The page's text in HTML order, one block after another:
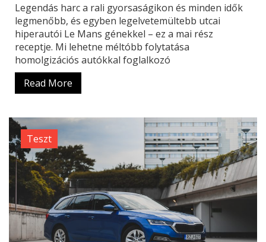
Legendás harc a rali gyorsaságikon és minden idők
legmenőbb, és egyben legelvetemültebb utcai
hiperautói Le Mans génekkel – ez a mai rész
receptje. Mi lehetne méltóbb folytatása
homolgizációs autókkal foglalkozó
Read More
Teszt